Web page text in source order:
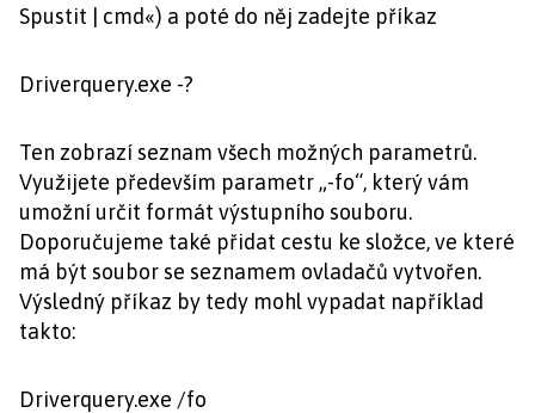
Spustit | cmd«) a poté do něj zadejte příkaz
Driverquery.exe -?
Ten zobrazí seznam všech možných parametrů.
Využijete především parametr „-fo“, který vám
umožní určit formát výstupního souboru.
Doporučujeme také přidat cestu ke složce, ve které
má být soubor se seznamem ovladačů vytvořen.
Výsledný příkaz by tedy mohl vypadat například
takto:
Driverquery.exe /fo